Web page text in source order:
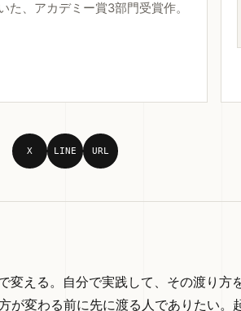
た、アカデミー賞3部門受賞作。
X LINE URL
変える。自分で実践して、その渡り方
が変わる前に先に渡る人でありたい。